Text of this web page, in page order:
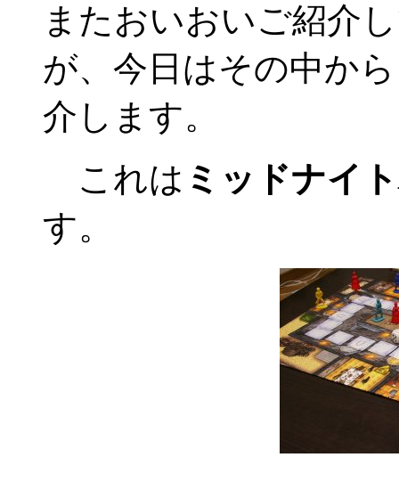
またおいおいご紹介
が、今日はその中か
介します。
これは ミッドナイ
す。